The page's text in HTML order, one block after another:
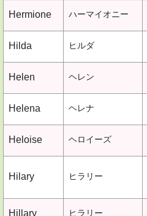
Hermione ハーマイオニー
Hilda ヒルダ
Helen ヘレン
Helena ヘレナ
Heloise ヘロイーズ
Hilary ヒラリー
Hillary ヒラリー